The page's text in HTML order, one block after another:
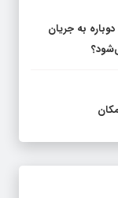
به جریان